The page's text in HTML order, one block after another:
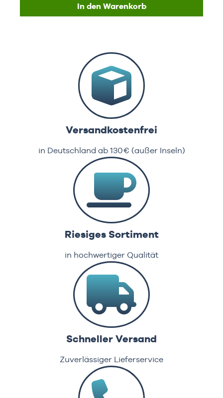
In den Warenkorb
Versandkostenfrei
in Deutschland ab 130€ (außer Inseln)
Riesiges Sortiment
in hochwertiger Qualität
Schneller Versand
Zuverlässiger Lieferservice